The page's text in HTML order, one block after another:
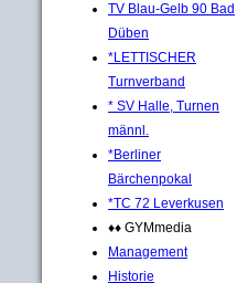
TV Blau-Gelb 90 Bad
Düben
*LETTISCHER
Turnverband
* SV Halle, Turnen
männl.
*Berliner
Bärchenpokal
*TC 72 Leverkusen
♦♦ GYMmedia
Management
Historie